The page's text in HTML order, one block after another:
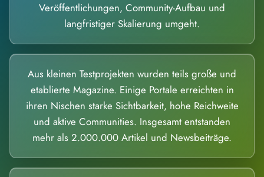
Veröffentlichungen, Community-Aufbau und
langfristiger Skalierung umgeht.
Aus kleinen Testprojekten wurden teils große und
etablierte Magazine. Einige Portale erreichten in
ihren Nischen starke Sichtbarkeit, hohe Reichweite
und aktive Communities. Insgesamt entstanden
mehr als 2.000.000 Artikel und Newsbeiträge.